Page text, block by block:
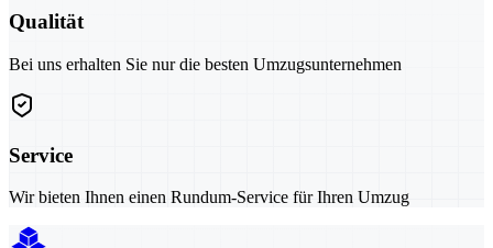
Qualität
Bei uns erhalten Sie nur die besten Umzugsunternehmen
Service
Wir bieten Ihnen einen Rundum-Service für Ihren Umzug